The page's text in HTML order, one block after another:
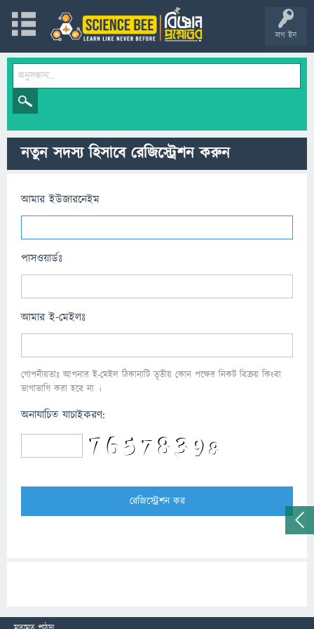
লগ ইন
নতুন সদস্য হিসাবে রেজিস্ট্রেশন করুন
আমার ইউজারনেইম
পাসওয়ার্ডঃ
আমার ই-মেইলঃ
গোপনীয়তাঃ আপনার ই-মেইল ঠিকানাটি তৃতীয় কোন পক্ষের নিকট বিক্রয় কিংবা
ভাগাভাগি করা হবে না ।
অনাযাচিত যাচাইকরণ: